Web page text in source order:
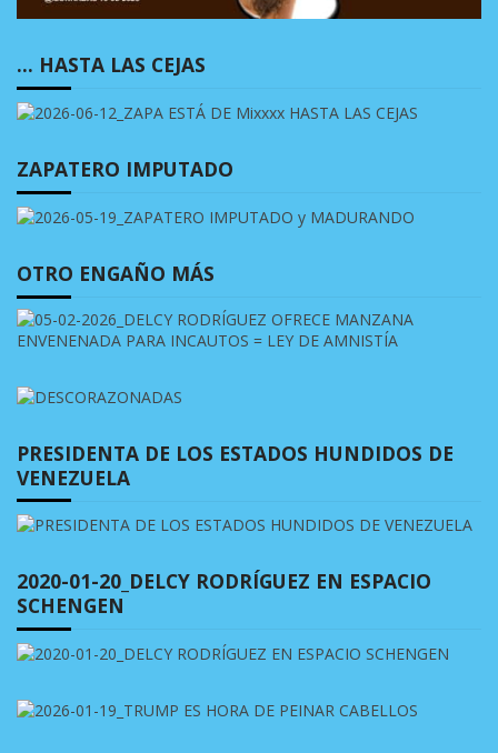
… HASTA LAS CEJAS
ZAPATERO IMPUTADO
OTRO ENGAÑO MÁS
PRESIDENTA DE LOS ESTADOS HUNDIDOS DE
VENEZUELA
2020-01-20_DELCY RODRÍGUEZ EN ESPACIO
SCHENGEN